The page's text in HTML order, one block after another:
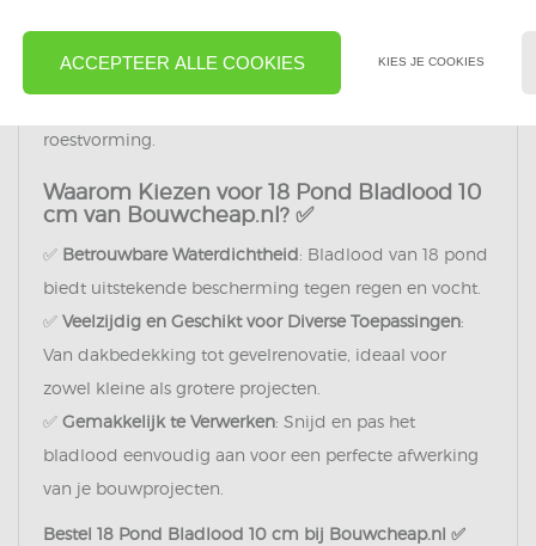
zowel functioneel als esthetisch goed uitziet.
✅Bescherming tegen Schimmel en Roest: Voorkomt
roestvorming.
Waarom Kiezen voor 18 Pond Bladlood 10
cm van Bouwcheap.nl? ✅
✅ Betrouwbare Waterdichtheid: Bladlood van 18 pond
biedt uitstekende bescherming tegen regen en vocht.
✅ Veelzijdig en Geschikt voor Diverse Toepassingen:
Van dakbedekking tot gevelrenovatie, ideaal voor
zowel kleine als grotere projecten.
✅ Gemakkelijk te Verwerken: Snijd en pas het
bladlood eenvoudig aan voor een perfecte afwerking
van je bouwprojecten.
Bestel 18 Pond Bladlood 10 cm bij Bouwcheap.nl ✅
ACCEPTEER ALLE COOKIES KIES JE COOKIES